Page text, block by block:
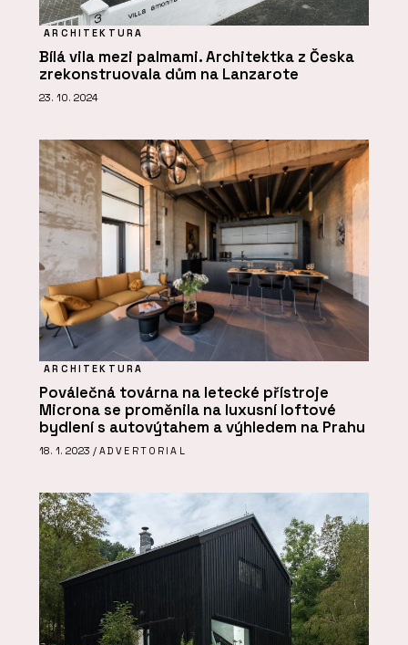
ARCHITEKTURA
Bílá vila mezi palmami. Architektka z Česka
zrekonstruovala dům na Lanzarote
23. 10. 2024
ARCHITEKTURA
Poválečná továrna na letecké přístroje
Microna se proměnila na luxusní loftové
bydlení s autovýtahem a výhledem na Prahu
18. 1. 2023 / ADVERTORIAL